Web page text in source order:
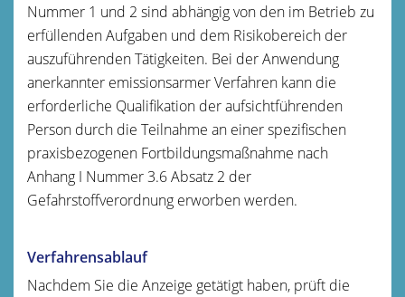
Nummer 1 und 2 sind abhängig von den im Betrieb zu
erfüllenden Aufgaben und dem Risikobereich der
auszuführenden Tätigkeiten. Bei der Anwendung
anerkannter emissionsarmer Verfahren kann die
erforderliche Qualifikation der aufsichtführenden
Person durch die Teilnahme an einer spezifischen
praxisbezogenen Fortbildungsmaßnahme nach
Anhang I Nummer 3.6 Absatz 2 der
Gefahrstoffverordnung erworben werden.
Verfahrensablauf
Nachdem Sie die Anzeige getätigt haben, prüft die